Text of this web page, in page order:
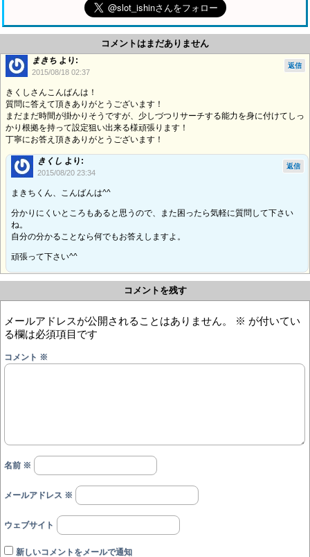
コメントはまだありません
まきち より:
2015/08/18 02:37
きくしさんこんばんは！
質問に答えて頂きありがとうございます！
まだまだ時間が掛かりそうですが、少しづつリサーチする能力を身に付けてしっ
かり根拠を持って設定狙い出来る様頑張ります！
丁寧にお答え頂きありがとうございます！
返信
きくし より:
2015/08/20 23:34
まきちくん、こんばんは^^
分かりにくいところもあると思うので、また困ったら気軽に質問して下さい
ね。
自分の分かることなら何でもお答えしますよ。
頑張って下さい^^
返信
コメントを残す
メールアドレスが公開されることはありません。 ※ が付いてい
る欄は必須項目です
コメント ※
名前 ※
メールアドレス ※
ウェブサイト
新しいコメントをメールで通知